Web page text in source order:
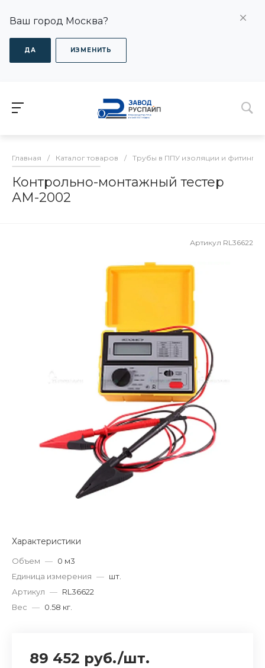
Ваш город Москва?
ДА ИЗМЕНИТЬ
Главная / Каталог товаров / Трубы в ППУ изоляции и фитинги
Контрольно-монтажный тестер
АМ-2002
Артикул RL36622
Характеристики
Объем — 0 м3
Единица измерения — шт.
Артикул — RL36622
Вес — 0.58 кг.
89 452 руб./шт.